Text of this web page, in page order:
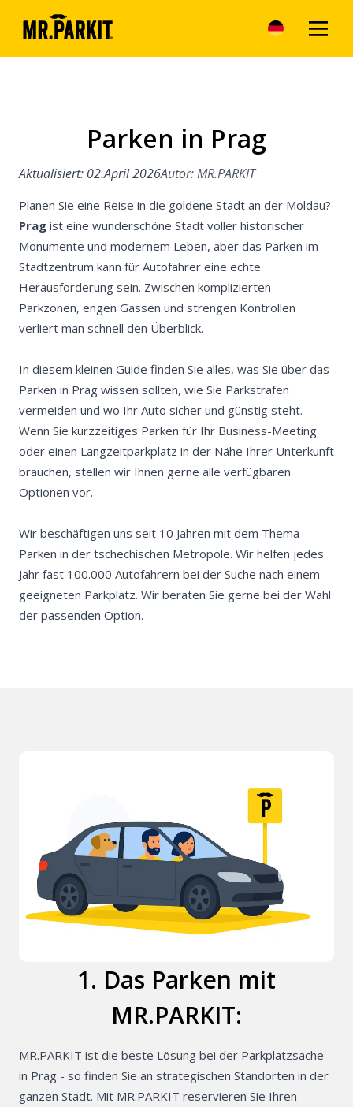
Artikel
Parken in Prag
O2 Arena - wo
parken?
Wenzelsplatz –
parken?
Karlín - wo
Die Kleinseite –
parken?
Parken für
Transport mit
Parken in Pilsen
Park & Ride
Wie es
Hilfe / FAQ
Parken in Prag
Aktualisiert: 02.April 2026Autor: MR.PARKIT
Planen Sie eine Reise in die goldene Stadt an der Moldau?
Prag ist eine wunderschöne Stadt voller historischer
Monumente und modernem Leben, aber das Parken im
Stadtzentrum kann für Autofahrer eine echte
Herausforderung sein. Zwischen komplizierten
Parkzonen, engen Gassen und strengen Kontrollen
verliert man schnell den Überblick.
In diesem kleinen Guide finden Sie alles, was Sie über das
Parken in Prag wissen sollten, wie Sie Parkstrafen
vermeiden und wo Ihr Auto sicher und günstig steht.
Wenn Sie kurzzeitiges Parken für Ihr Business-Meeting
oder einen Langzeitparkplatz in der Nähe Ihrer Unterkunft
brauchen, stellen wir Ihnen gerne alle verfügbaren
Optionen vor.
Wir beschäftigen uns seit 10 Jahren mit dem Thema
Parken in der tschechischen Metropole. Wir helfen jedes
Jahr fast 100.000 Autofahrern bei der Suche nach einem
geeigneten Parkplatz. Wir beraten Sie gerne bei der Wahl
der passenden Option.
1. Das Parken mit
MR.PARKIT:
MR.PARKIT ist die beste Lösung bei der Parkplatzsache
in Prag - so finden Sie an strategischen Standorten in der
ganzen Stadt. Mit MR.PARKIT reservieren Sie Ihren